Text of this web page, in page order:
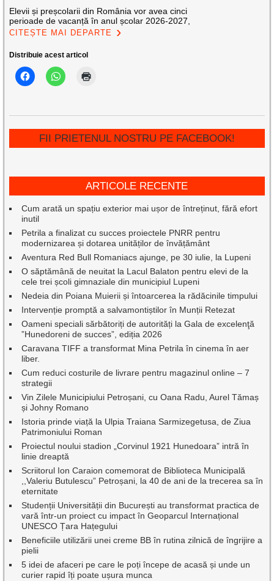
Elevii și preșcolarii din România vor avea cinci
perioade de vacanță în anul școlar 2026-2027,
CITEȘTE MAI DEPARTE
Distribuie acest articol
FII PRIETENUL NOSTRU PE FACEBOOK!
ARTICOLE RECENTE
Cum arată un spațiu exterior mai ușor de întreținut, fără efort
inutil
Petrila a finalizat cu succes proiectele PNRR pentru
modernizarea și dotarea unităților de învățământ
Aventura Red Bull Romaniacs ajunge, pe 30 iulie, la Lupeni
O săptămână de neuitat la Lacul Balaton pentru elevi de la
cele trei școli gimnaziale din municipiul Lupeni
Nedeia din Poiana Muierii și întoarcerea la rădăcinile timpului
Intervenție promptă a salvamontiștilor în Munții Retezat
Oameni speciali sărbătoriți de autorități la Gala de excelenţă
”Hunedoreni de succes”, ediția 2026
Caravana TIFF a transformat Mina Petrila în cinema în aer
liber.
Cum reduci costurile de livrare pentru magazinul online – 7
strategii
Vin Zilele Municipiului Petroșani, cu Oana Radu, Aurel Tămaș
și Johny Romano
Istoria prinde viață la Ulpia Traiana Sarmizegetusa, de Ziua
Patrimoniului Roman
Proiectul noului stadion „Corvinul 1921 Hunedoara” intră în
linie dreaptă
Scriitorul Ion Caraion comemorat de Biblioteca Municipală
,,Valeriu Butulescu” Petroșani, la 40 de ani de la trecerea sa în
eternitate
Studenții Universității din București au transformat practica de
vară într-un proiect cu impact în Geoparcul Internațional
UNESCO Țara Hațegului
Beneficiile utilizării unei creme BB în rutina zilnică de îngrijire a
pielii
5 idei de afaceri pe care le poți începe de acasă și unde un
curier rapid îți poate ușura munca